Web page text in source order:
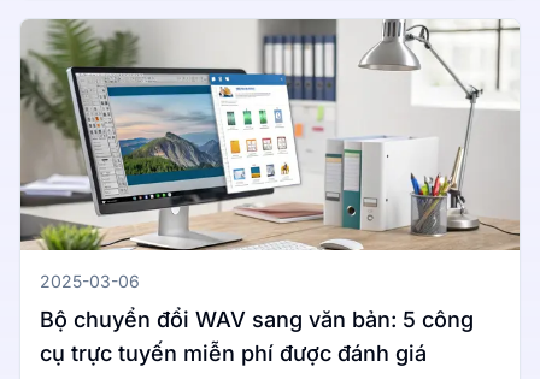
2025-03-06
Bộ chuyển đổi WAV sang văn bản: 5 công
cụ trực tuyến miễn phí được đánh giá